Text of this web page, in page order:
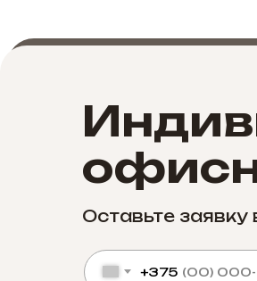
Оставьте
+375